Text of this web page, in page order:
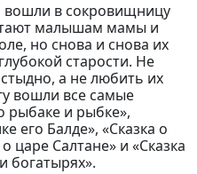
вошли в сокровищницу
малышам мамы и
но снова и снова их
старости. Не
а не любить их
вошли все самые
рыбаке и рыбке»,
его Балде», «Сказка о
царе Салтане» и «Сказка
богатырях».